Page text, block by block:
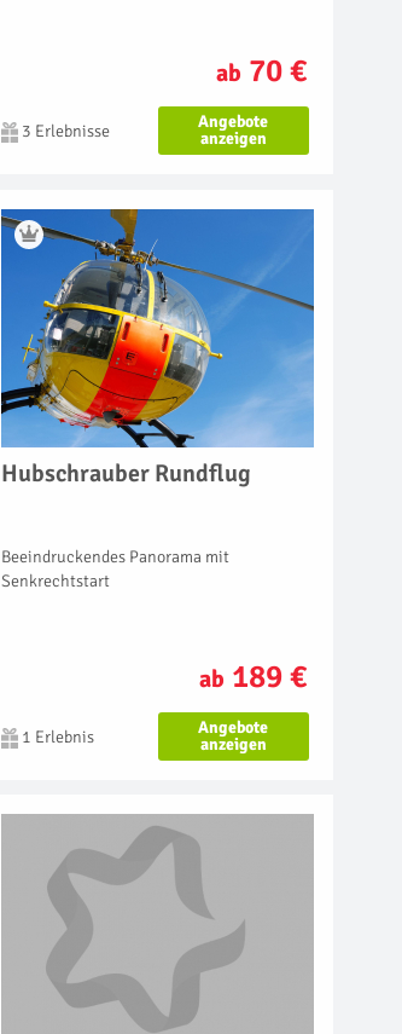
ab 70 €
3 Erlebnisse
Angebote
anzeigen
Hubschrauber Rundflug
Beeindruckendes Panorama mit
Senkrechtstart
ab 189 €
1 Erlebnis
Angebote
anzeigen